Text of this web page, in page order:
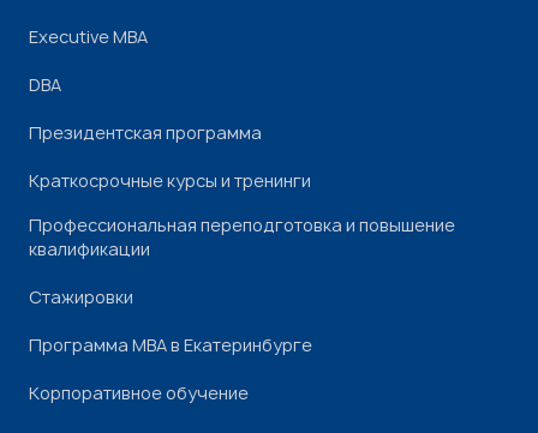
Executive MBA
DBA
Президентская программа
Краткосрочные курсы и тренинги
Профессиональная переподготовка и повышение
квалификации
Стажировки
Программа МВА в Екатеринбурге
Корпоративное обучение